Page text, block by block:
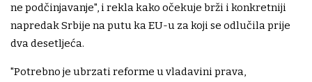
ne podčinjavanje", i rekla kako očekuje brži i konkretniji
napredak Srbije na putu ka EU-u za koji se odlučila prije
dva desetljeća.
"Potrebno je ubrzati reforme u vladavini prava,